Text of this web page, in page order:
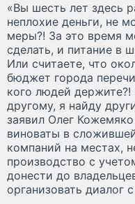
«Вы шесть лет здесь
неплохие деньги, не
меры?! За это время
сделать, и питание в
Или считаете, что
бюджет города
кого людей держите?!
другому, я найду
заявил Олег
виноваты в
компаний на местах,
производство с
донести до
организовать диалог